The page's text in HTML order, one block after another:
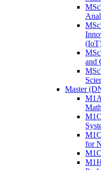
and
Master
for